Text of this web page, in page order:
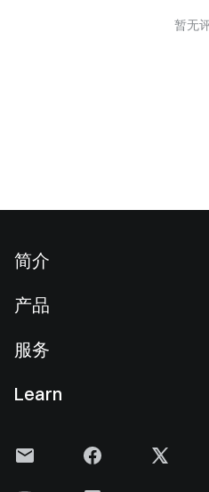
暂无
简介
新闻中心
产品
现货交易
理财中心
服务
Learn
Gate 快讯